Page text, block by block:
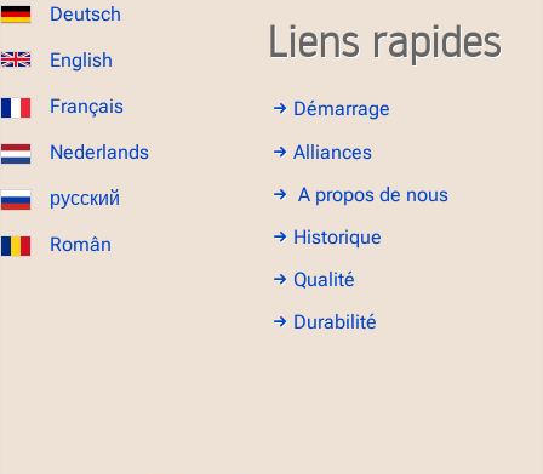
Deutsch
English
Français
Nederlands
русский
Român
Liens rapides
Démarrage
Alliances
A propos de nous
Historique
Qualité
Durabilité